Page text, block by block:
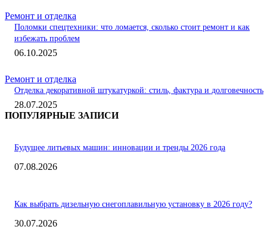
Ремонт и отделка
Поломки спецтехники: что ломается, сколько стоит ремонт и как
избежать проблем
06.10.2025
Ремонт и отделка
Отделка декоративной штукатуркой: стиль, фактура и долговечность
28.07.2025
ПОПУЛЯРНЫЕ ЗАПИСИ
Будущее литьевых машин: инновации и тренды 2026 года
07.08.2026
Как выбрать дизельную снегоплавильную установку в 2026 году?
30.07.2026